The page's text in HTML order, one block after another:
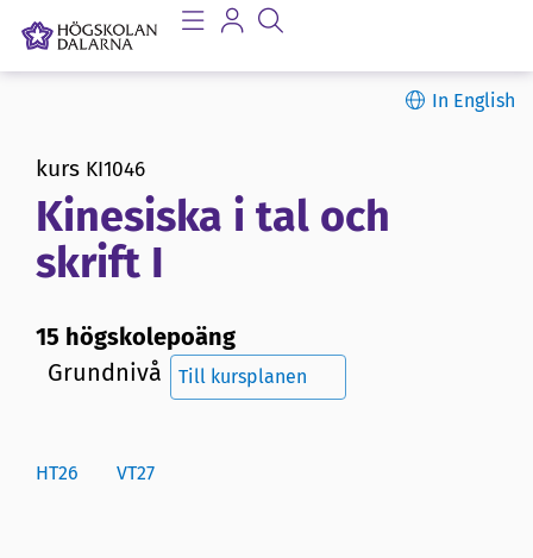
In English
kurs KI1046
Kinesiska i tal och
skrift I
15 högskolepoäng
Grundnivå
Till kursplanen
HT26 VT27